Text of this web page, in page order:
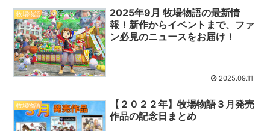
牧場物語
2025年9月 牧場物語の最新情
報！新作からイベントまで、ファ
ン必見のニュースをお届け！
2025.09.11
牧場物語
【２０２２年】牧場物語３月発売
作品の記念日まとめ